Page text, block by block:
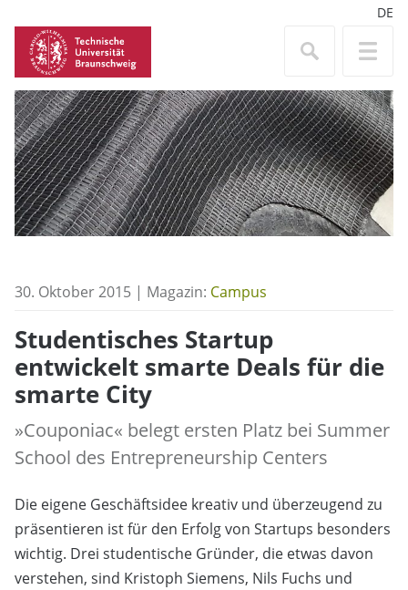
DE
30. Oktober 2015 | Magazin: Campus
Studentisches Startup
entwickelt smarte Deals für die
smarte City
»Couponiac« belegt ersten Platz bei Summer
School des Entrepreneurship Centers
Die eigene Geschäftsidee kreativ und überzeugend zu
präsentieren ist für den Erfolg von Startups besonders
wichtig. Drei studentische Gründer, die etwas davon
verstehen, sind Kristoph Siemens, Nils Fuchs und